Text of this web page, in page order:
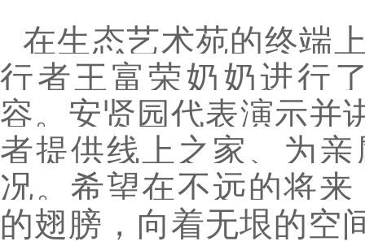
在生态艺术苑的终端
行者王富荣奶奶进行
容。安贤园代表演示并
者提供线上之家、为
况。希望在不远的将
的翅膀，向着无垠的空